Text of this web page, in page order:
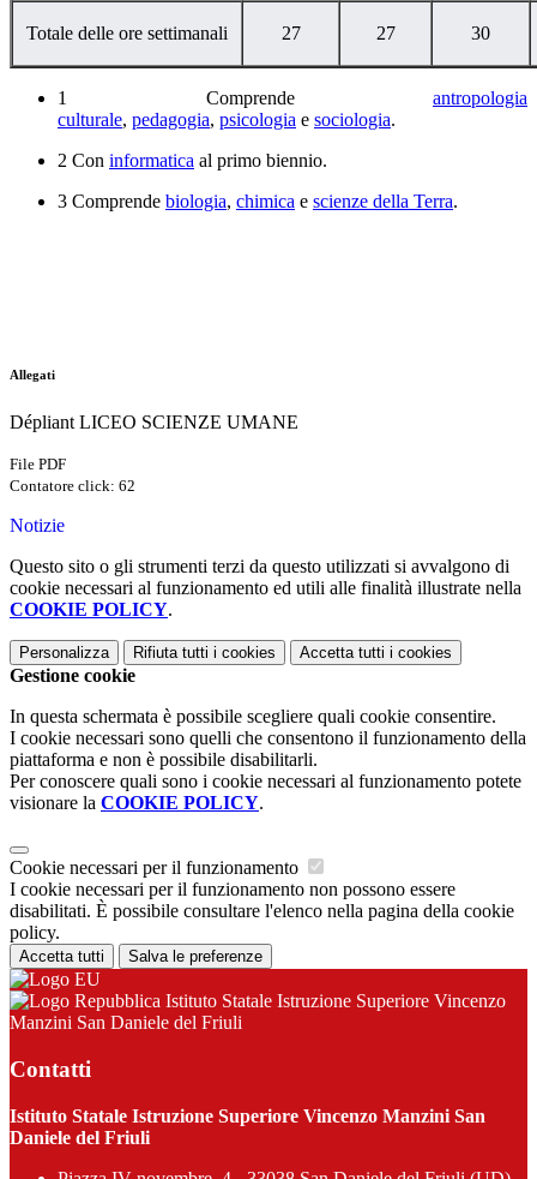
Totale delle ore settimanali 27 27 30
1 Comprende antropologia
culturale, pedagogia, psicologia e sociologia.
2 Con informatica al primo biennio.
3 Comprende biologia, chimica e scienze della Terra.
Allegati
Dépliant LICEO SCIENZE UMANE
File PDF
Contatore click: 62
Notizie
Questo sito o gli strumenti terzi da questo utilizzati si avvalgono di
cookie necessari al funzionamento ed utili alle finalità illustrate nella
COOKIE POLICY.
Personalizza Rifiuta tutti i cookies Accetta tutti i cookies
Gestione cookie
In questa schermata è possibile scegliere quali cookie consentire.
I cookie necessari sono quelli che consentono il funzionamento della
piattaforma e non è possibile disabilitarli.
Per conoscere quali sono i cookie necessari al funzionamento potete
visionare la COOKIE POLICY.
Cookie necessari per il funzionamento
I cookie necessari per il funzionamento non possono essere
disabilitati. È possibile consultare l'elenco nella pagina della cookie
policy.
Accetta tutti Salva le preferenze
Istituto Statale Istruzione Superiore Vincenzo
Manzini San Daniele del Friuli
Contatti
Istituto Statale Istruzione Superiore Vincenzo Manzini San
Daniele del Friuli